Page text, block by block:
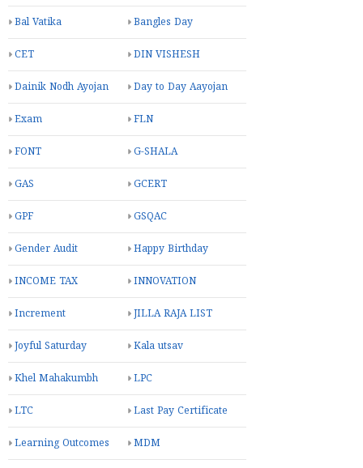
Bal Vatika Bangles Day
CET DIN VISHESH
Dainik Nodh Ayojan Day to Day Aayojan
Exam FLN
FONT G-SHALA
GAS GCERT
GPF GSQAC
Gender Audit Happy Birthday
INCOME TAX INNOVATION
Increment JILLA RAJA LIST
Joyful Saturday Kala utsav
Khel Mahakumbh LPC
LTC Last Pay Certificate
Learning Outcomes MDM